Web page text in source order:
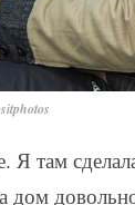
там
дом